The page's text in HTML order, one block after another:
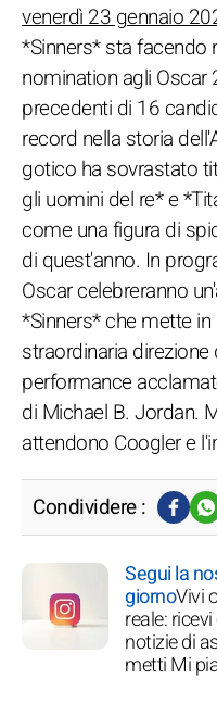
venerdì 23 gennaio
*Sinners* sta facendo
nomination agli
precedenti di 16
record nella storia
gotico ha sovrastato
gli uomini del re* e
come una figura di
di quest'anno. In
Oscar celebreranno
*Sinners* che mette
straordinaria
performance
di Michael B. Jordan.
attendono Coogler e
Condividere :
Segui la
giornoVivi
reale:
notizie di
metti Mi